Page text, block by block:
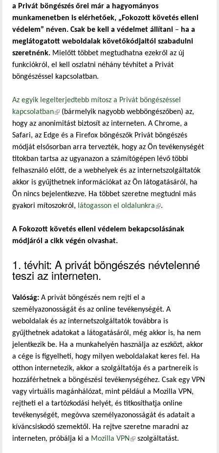
a Privát böngészés őrei már a hagyományos
munkamenetben is elérhetőek, „Fokozott követés elleni
védelem” néven. Csak be kell a védelmet állítani – ha a
meglátogatott weboldalak követőkódjaitól szabadulni
szeretnénk. Mielőtt többet megtudhatna ezekről az új
funkciókról, el kell oszlatni néhány tévhitet a Privát
böngészéssel kapcsolatban.
Az egyik legelterjedtebb mítosz a Privát böngészéssel
kapcsolatban(külső hivatkozás)
(bármelyik nagyobb webböngészőben) az,
hogy az anonimitást biztosít az interneten. A Chrome, a
Safari, az Edge és a Firefox böngészők Privát böngészés
módját elsősorban arra tervezték, hogy az Ön tevékenységét
titokban tartsa az ugyanazon a számítógépen lévő többi
felhasználó előtt, de a webhelyek és az internetszolgáltatók
akkor is gyűjthetnek információkat az Ön látogatásáról, ha
Ön nincs bejelentkezve. Ha többet szeretne megtudni más
gyakori mítoszokról, látogasson el oldalunkra(külső hivatkozás)
.
A Fokozott követés elleni védelem bekapcsolásának
módjáról a cikk végén olvashat.
1. tévhit: A privát böngészés névtelenné
teszi az interneten.
Valóság: A privát böngészés nem rejti el a
személyazonosságát és az online tevékenységét. A
weboldalak és az internetszolgáltatók továbbra is
gyűjthetnek adatokat a látogatásáról, még akkor is, ha nem
jelentkezik be. Ha a munkahelyén használja az eszközt, akkor
a cége is figyelheti, hogy milyen weboldalakat keres fel. Ha
otthon internetezik, akkor a szolgáltatója és a partnereik is
hozzáférhetnek a böngészési tevékenységéhez. Csak egy VPN
vagy virtuális magánhálózat, mint például a Mozilla VPN,
rejtheti el a tartózkodási helyét, és titkosíthatja online
tevékenységét, megóvva személyazonosságát és adatait a
kíváncsiskodó szemektől. Ha rejtve szeretne maradni az
interneten, próbálja ki a Mozilla VPN (külső hivatkozás)
szolgáltatást.